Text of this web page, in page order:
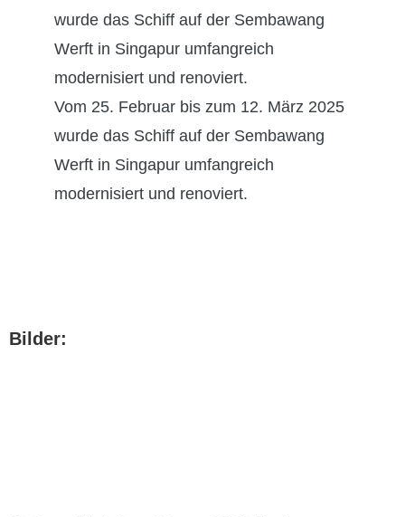
wurde das Schiff auf der Sembawang
Werft in Singapur umfangreich
modernisiert und renoviert.
Vom 25. Februar bis zum 12. März 2025
wurde das Schiff auf der Sembawang
Werft in Singapur umfangreich
modernisiert und renoviert.
Bilder: